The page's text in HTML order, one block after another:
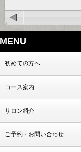
MENU
初めての方へ
コース案内
サロン紹介
ご予約・お問い合わせ